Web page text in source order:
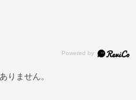
りません。